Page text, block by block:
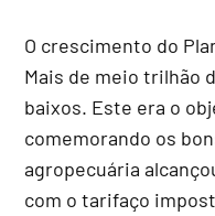
O crescimento do
Mais de meio trilhão
baixos. Este era o
comemorando os
agropecuária
com o tarifaço